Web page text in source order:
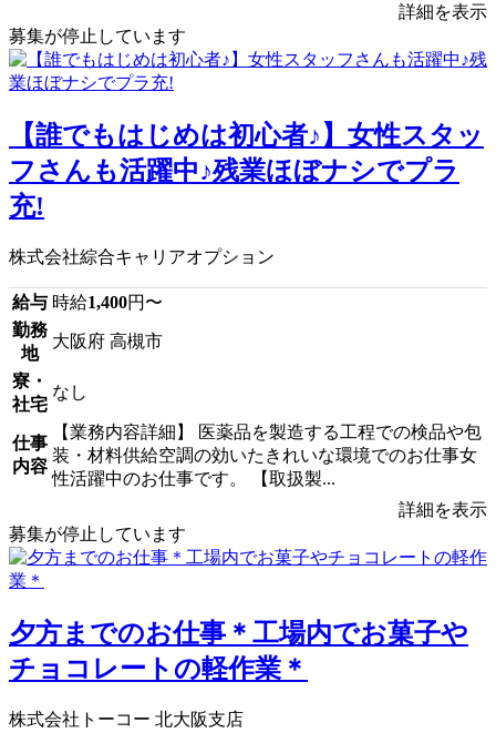
詳細を表示
募集が停止しています
【誰でもはじめは初心者♪】女性スタッ
フさんも活躍中♪残業ほぼナシでプラ
充!
株式会社綜合キャリアオプション
給与 時給1,400円〜
勤務
地
大阪府 高槻市
寮・
社宅
なし
仕事
内容
【業務内容詳細】 医薬品を製造する工程での検品や包
装・材料供給空調の効いたきれいな環境でのお仕事女
性活躍中のお仕事です。 【取扱製...
詳細を表示
募集が停止しています
夕方までのお仕事＊工場内でお菓子や
チョコレートの軽作業＊
株式会社トーコー 北大阪支店